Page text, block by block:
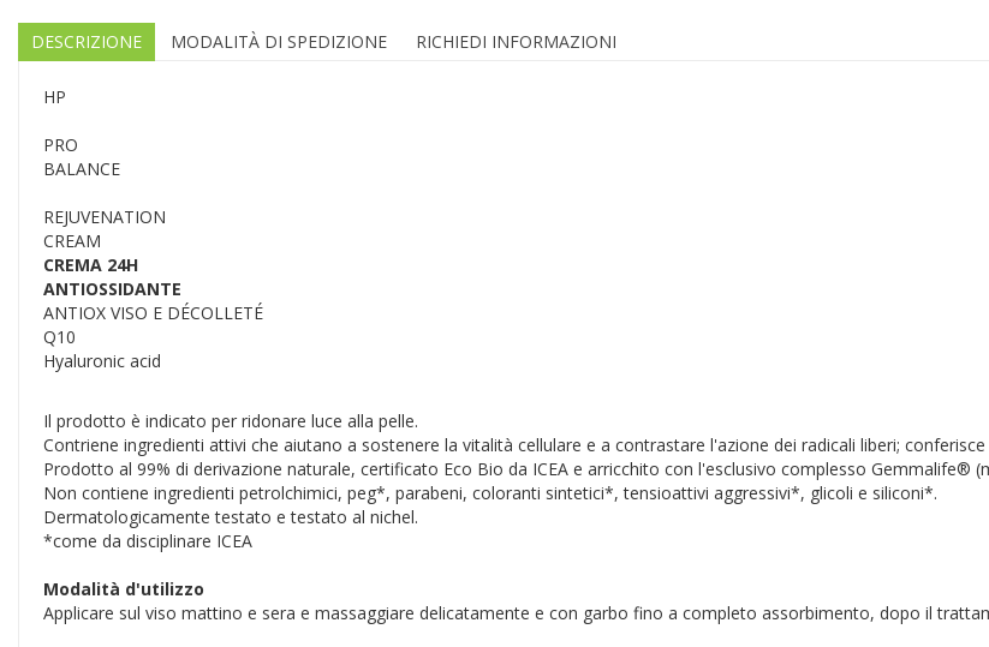
DESCRIZIONE MODALITÀ DI SPEDIZIONE RICHIEDI INFORMAZIONI
HP
PRO
BALANCE
REJUVENATION
CREAM
CREMA 24H
ANTIOSSIDANTE
ANTIOX VISO E DÉCOLLETÉ
Q10
Hyaluronic acid
Il prodotto è indicato per ridonare luce alla pelle.
Contriene ingredienti attivi che aiutano a sostenere la vitalità cellulare e a contrastare l'azione dei radicali liberi;
Prodotto al 99% di derivazione naturale, certificato Eco Bio da ICEA e arricchito con l'esclusivo complesso Gemmalife®
Non contiene ingredienti petrolchimici, peg*, parabeni, coloranti sintetici*, tensioattivi aggressivi*, glicoli e siliconi*.
Dermatologicamente testato e testato al nichel.
*come da disciplinare ICEA
Modalità d'utilizzo
Applicare sul viso mattino e sera e massaggiare delicatamente e con garbo fino a completo assorbimento, dopo il